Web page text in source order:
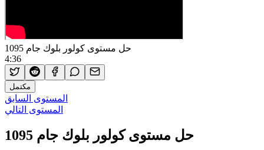
حل مستوى كولور بلوك جام 1095
4:36
مكتمل
المستوى السابق
المستوى التالي
حل مستوى كولور بلوك جام 1095